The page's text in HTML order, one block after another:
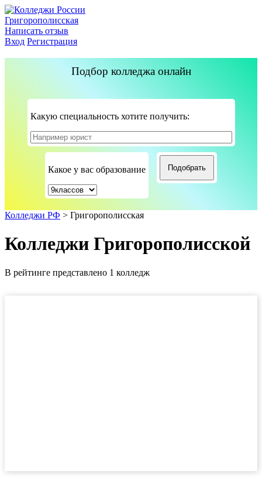
Григорополисская
Написать отзыв
Вход Регистрация
Подбор колледжа онлайн
Какую специальность хотите получить:
Какое у вас образование
Колледжи РФ > Григорополисская
Колледжи Григорополисской
В рейтинге представлено 1 колледж